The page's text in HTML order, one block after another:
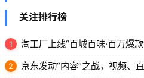
关注排行榜
1 淘工厂上线“百城百味·百万爆
2 京东发动“内容”之战，视频、